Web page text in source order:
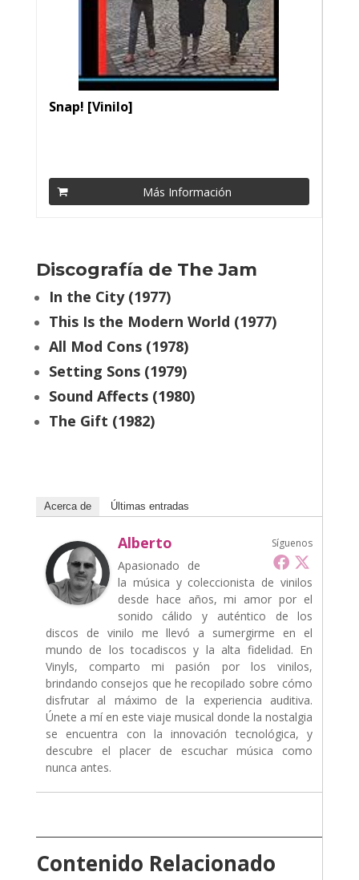
Snap! [Vinilo]
Más Información
Discografía de The Jam
In the City (1977)
This Is the Modern World (1977)
All Mod Cons (1978)
Setting Sons (1979)
Sound Affects (1980)
The Gift (1982)
Acerca de Últimas entradas
Síguenos
Alberto
Apasionado de
la música y coleccionista de vinilos
desde hace años, mi amor por el
sonido cálido y auténtico de los
discos de vinilo me llevó a sumergirme en el
mundo de los tocadiscos y la alta fidelidad. En
Vinyls, comparto mi pasión por los vinilos,
brindando consejos que he recopilado sobre cómo
disfrutar al máximo de la experiencia auditiva.
Únete a mí en este viaje musical donde la nostalgia
se encuentra con la innovación tecnológica, y
descubre el placer de escuchar música como
nunca antes.
Contenido Relacionado